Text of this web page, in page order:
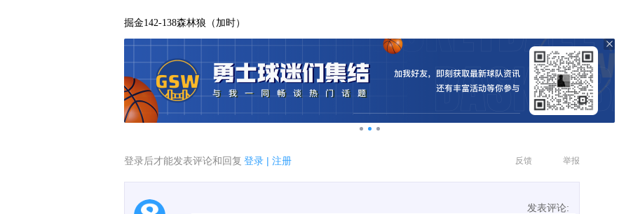
掘金142-138森林狼（加时）
登录后才能发表评论和回复 登录 | 注册 反馈 举报
发表评论: